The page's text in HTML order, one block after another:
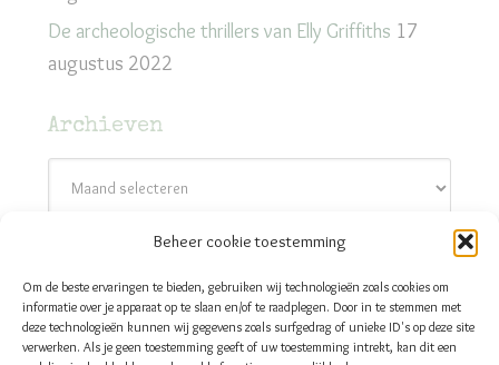
Beheer cookie toestemming
Om de beste ervaringen te bieden, gebruiken wij technologieën zoals cookies om
informatie over je apparaat op te slaan en/of te raadplegen. Door in te stemmen met
deze technologieën kunnen wij gegevens zoals surfgedrag of unieke ID's op deze site
verwerken. Als je geen toestemming geeft of uw toestemming intrekt, kan dit een
De archeologische thrillers van Elly Griffiths 17
augustus 2022
Archieven
Thrillers & Zo - Els Roes
E-mail:els@thrillersenzo.nl